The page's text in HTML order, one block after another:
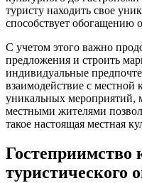
туристу находить свое
способствует обогащению
С учетом этого важно
предложения и строить
индивидуальные
взаимодействие с местной
уникальных мероприятий,
местными жителями
такое настоящая местная
Гостеприимство
туристического